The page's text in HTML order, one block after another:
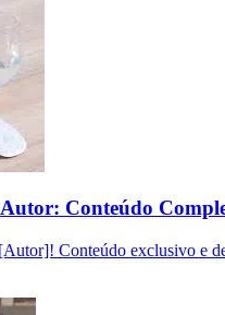
Conteúdo
Conteúdo exclusivo e